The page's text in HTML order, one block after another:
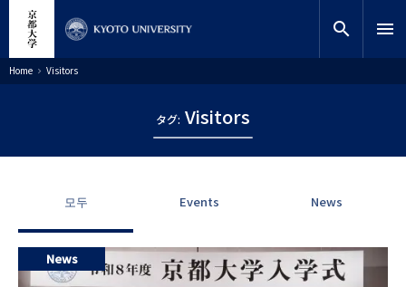
텐
츠
뛰
사이트 검색 search menu
Home Visitors
タグ: Visitors
모두 Events News
News